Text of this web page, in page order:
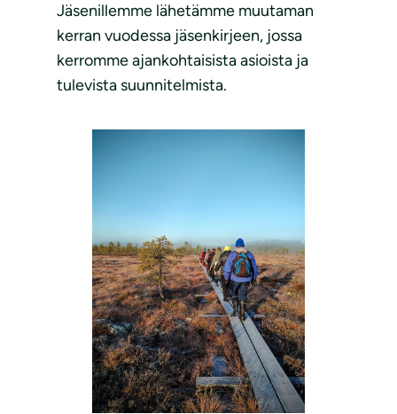
Jäsenillemme lähetämme muutaman
kerran vuodessa jäsenkirjeen, jossa
kerromme ajankohtaisista asioista ja
tulevista suunnitelmista.